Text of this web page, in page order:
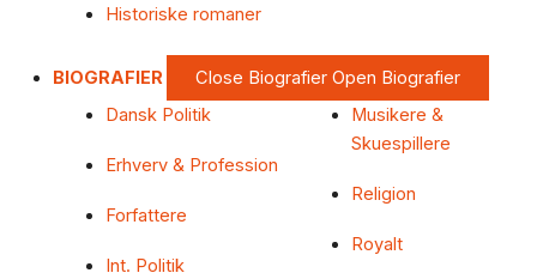
Historiske romaner
BIOGRAFIER Close Biografier Open Biografier
Dansk Politik
Erhverv & Profession
Forfattere
Int. Politik
Musikere &
Skuespillere
Religion
Royalt